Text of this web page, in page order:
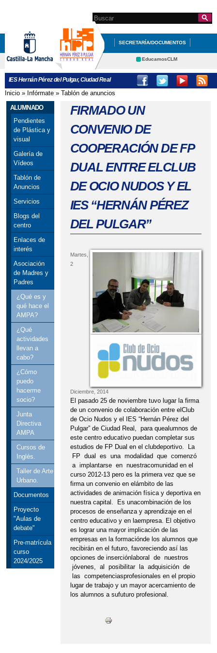
contenido
principal
Formulario de
búsqueda
Search this site
SECRETARÍA/DOCUMENTOS
PROFESORADO ALUMNADO
CONTACTA CON NOSOTROS
EducamosCLM
Educación Cultura
Contacto
IES Hernán Pérez del Pulgar, Ciudad Real
Se encuentra usted aquí
Inicio » Infórmate » Tablón de anuncios
ALUMNADO
Pendientes
de Plástica y
visual
Galería de
Vídeos
Tablón de
Anuncios
Servicios
Blogs del
centro
Enlaces de
interés
Asociación
de Madres y
Padres
¿Qué es y
qué hace el
AMPA?
¿Qué
actividades
llevan a
cabo?
¿Cómo
puedo
hacerme
socio?
Junta
Directiva
AMPA
Cursos de
Inglés.
Taller de Arte
Urbano.
Documentos
Proyecto
"Aulas de
debate"
Pre-matrícula
curso
2024/2025
FIRMADO UN
CONVENIO DE
COOPERACIÓN DE FP
DUAL ENTRE ELCLUB
DE OCIO NUDOS Y EL
IES “HERNÁN PÉREZ
DEL PULGAR”
Martes,
2
Diciembre, 2014
El pasado 25 de noviembre tuvo lugar la firma
de un convenio de colaboración entre elClub
de Ocio Nudos y el IES “Hernán Pérez del
Pulgar” de Ciudad Real, para quealumnos de
este centro educativo puedan completar sus
estudios de FP Dual en el clubdeportivo. La
FP dual es una modalidad que comenzó
a implantarse en nuestracomunidad en el
curso 2012-13 pero es la primera vez que se
firma un convenio en elámbito de las
actividades de animación física y deportiva en
nuestra capital. Es unacombinación de los
procesos de enseñanza y aprendizaje en el
centro educativo y en laempresa. El objetivo
es lograr una mayor implicación de las
empresas en la formaciónde los alumnos que
recibirán en el futuro, favoreciendo así las
opciones de inserciónlaboral de nuestros
jóvenes, al posibilitar la adquisición de
las competenciasprofesionales en el propio
lugar de trabajo y un mayor acercamiento de
los alumnos a sufuturo profesional.